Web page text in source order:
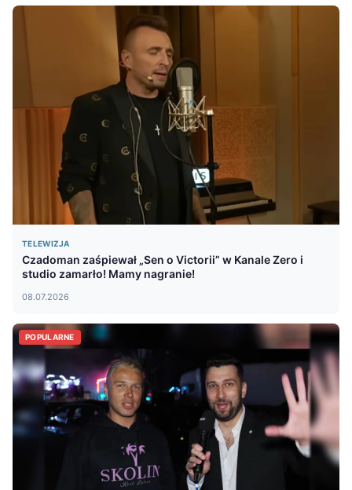
TELEWIZJA
Czadoman zaśpiewał „Sen o Victorii” w Kanale Zero i
studio zamarło! Mamy nagranie!
08.07.2026
POPULARNE